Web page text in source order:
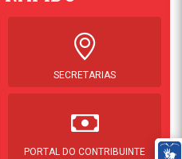
SECRETARIAS
PORTAL DO CONTRIBUINTE